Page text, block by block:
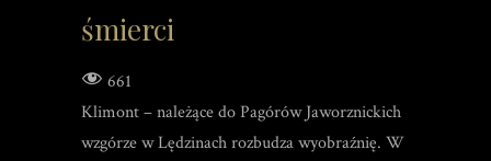
śmierci
661
Klimont – należące do Pagórów Jaworznickich
wzgórze w Lędzinach rozbudza wyobraźnię. W